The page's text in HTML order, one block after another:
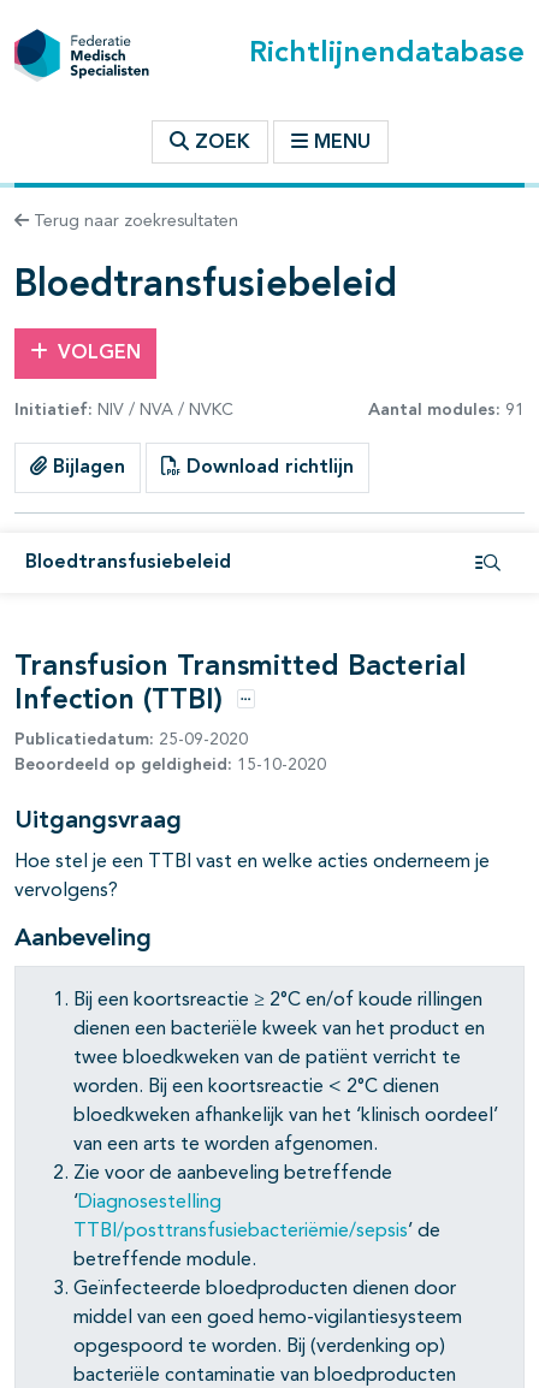
Richtlijnendatabase
ZOEK MENU
Terug naar zoekresultaten
Bloedtransfusiebeleid
VOLGEN
Initiatief: NIV / NVA / NVKC Aantal modules: 91
Bijlagen Download richtlijn
Bloedtransfusiebeleid
binnen deze richtlijn
open- en dichtklappen
open- en dichtklappen
open- en dichtklappen
open- en dichtklappen
Transfusion Transmitted Bacterial
Infection (TTBI)
Opties
Publicatiedatum: 25-09-2020
Beoordeeld op geldigheid: 15-10-2020
Uitgangsvraag
Hoe stel je een TTBI vast en welke acties onderneem je
vervolgens?
Aanbeveling
Bij een koortsreactie ≥ 2°C en/of koude rillingen
dienen een bacteriële kweek van het product en
twee bloedkweken van de patiënt verricht te
worden. Bij een koortsreactie < 2°C dienen
bloedkweken afhankelijk van het ‘klinisch oordeel’
van een arts te worden afgenomen.
Zie voor de aanbeveling betreffende
‘Diagnosestelling
TTBI/posttransfusiebacteriëmie/sepsis’ de
betreffende module.
Geïnfecteerde bloedproducten dienen door
middel van een goed hemo-vigilantiesysteem
opgespoord te worden. Bij (verdenking op)
bacteriële contaminatie van bloedproducten